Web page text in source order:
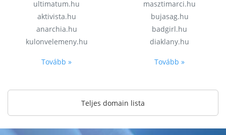
ultimatum.hu
aktivista.hu
anarchia.hu
kulonvelemeny.hu
Tovább »
masztimarci.hu
bujasag.hu
badgirl.hu
diaklany.hu
Tovább »
Teljes domain lista